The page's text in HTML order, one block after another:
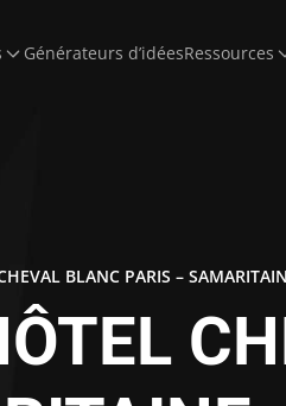
Générateurs d’idéesRessources
BLANC PARIS –